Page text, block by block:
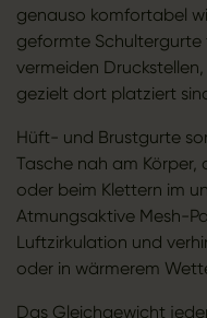
genauso komfortabel
geformte Schultergurte
vermeiden
gezielt dort platziert
Hüft- und Brustgurte
Tasche nah am Körper,
oder beim Klettern im
Atmungsaktive Mesh-
Luftzirkulation und
oder in wärmerem
Das Gleichgewicht